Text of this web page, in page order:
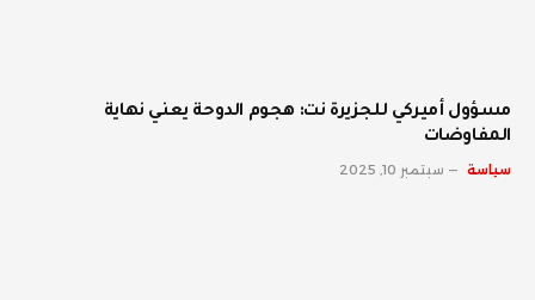
مسؤول أميركي للجزيرة نت: هجوم الدوحة يعني نهاية
المفاوضات
سياسة سبتمبر 10, 2025